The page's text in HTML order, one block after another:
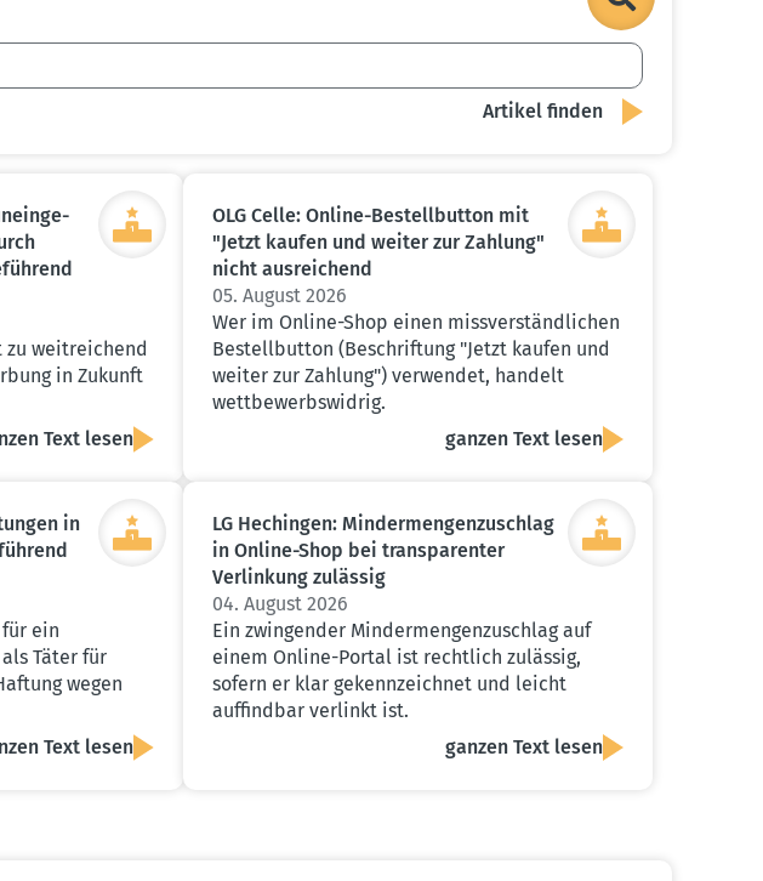
zu weitreichend
in Zukunft
Text lesen
OLG Celle: Online-Bestell­button mit
"Jetzt kaufen und weiter zur Zahlung"
nicht ausrei­chend
05. August 2026
Wer im Online-Shop einen missverständlichen
Bestellbutton (Beschriftung "Jetzt kaufen und
weiter zur Zahlung") verwendet, handelt
wettbewerbswidrig.
ganzen Text lesen
in
ein
Täter für
wegen
Text lesen
LG Hechingen: Minder­men­gen­zu­schlag
in Online-Shop bei trans­pa­renter
Verlinkung zulässig
04. August 2026
Ein zwingender Mindermengenzuschlag auf
einem Online-Portal ist rechtlich zulässig,
sofern er klar gekennzeichnet und leicht
auffindbar verlinkt ist.
ganzen Text lesen